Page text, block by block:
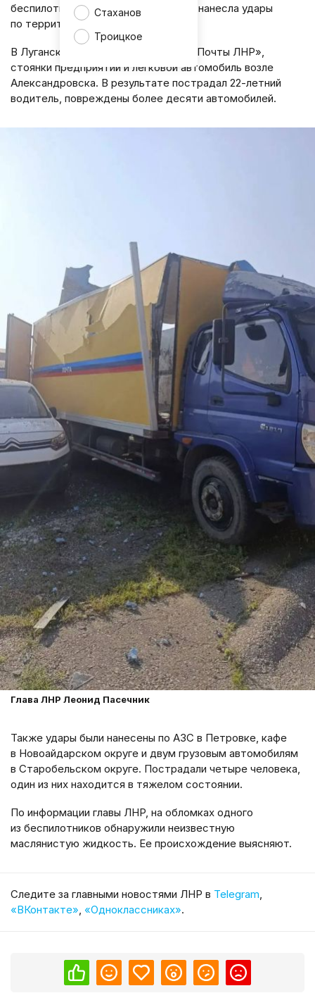
Стаханов
Троицкое
беспилотников, однако часть из них нанесла удары
по территории республики.
В Луганске атакованы автомобили «Почты ЛНР»,
стоянки предприятий и легковой автомобиль возле
Александровска. В результате пострадал 22-летний
водитель, повреждены более десяти автомобилей.
Глава ЛНР Леонид Пасечник
Также удары были нанесены по АЗС в Петровке, кафе
в Новоайдарском округе и двум грузовым автомобилям
в Старобельском округе. Пострадали четыре человека,
один из них находится в тяжелом состоянии.
По информации главы ЛНР, на обломках одного
из беспилотников обнаружили неизвестную
маслянистую жидкость. Ее происхождение выясняют.
Cледите за главными новостями ЛНР в Telegram,
«ВКонтакте», «Одноклассниках».